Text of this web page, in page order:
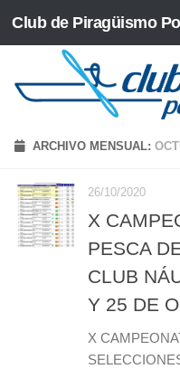
Saltar al contenido
ARCHIVO MENSUAL:
26/10/2020
X
PESCA
CLUB
Y 25 DE
X